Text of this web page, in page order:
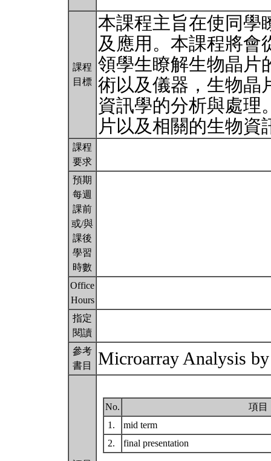
課程
目標
本課程主旨在使同學
及應用。本課程將會
領學生瞭解生物晶片
術以及儀器，生物晶
資訊學的分析與處理
片以及相關的生物
課程
要求
預期
每週
課前
或/與
課後
學習
時數
Office
Hours
指定
閱讀
參考
書目
Microarray Analysis
No.
項目
1.
mid term
2.
final presentation